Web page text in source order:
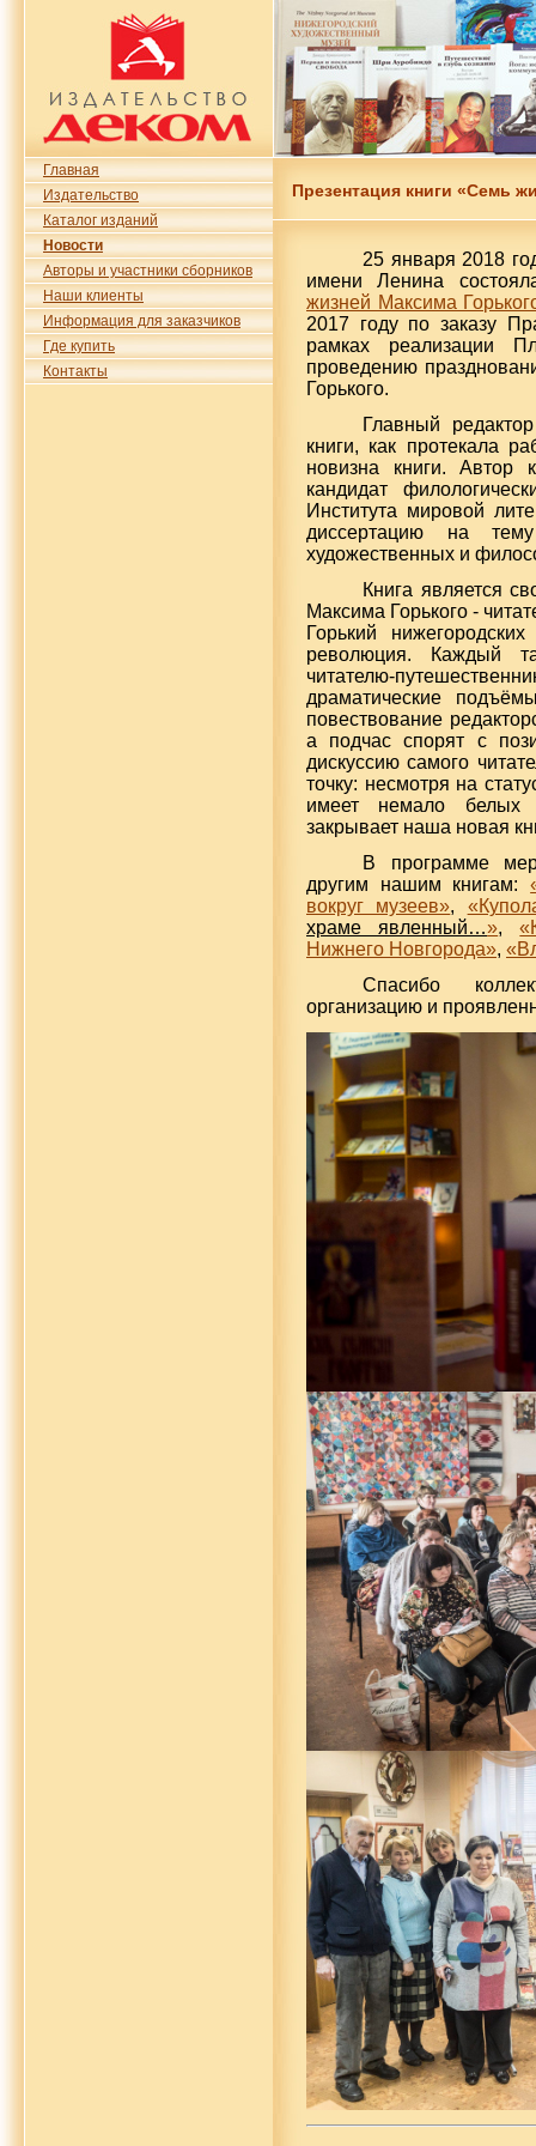
Главная
Издательство
Каталог изданий
Новости
Авторы и участники сборников
Наши клиенты
Информация для заказчиков
Где купить
Контакты
Презентация книги «Семь
25 января 2018
имени Ленина
жизней Максима
2017 году по заказу
рамках реализации
проведению
Горького.
Главный
книги, как протекала
новизна книги. Автор
кандидат
Института мировой
диссертацию на
художественных и
Книга является
Максима Горького -
Горький
революция. Каждый
читателю-
драматические
повествование
а подчас спорят с
дискуссию самого
точку: несмотря на
имеет немало белых
закрывает наша новая
В программе
другим нашим книгам:
вокруг музеев»,
храме явленный…»,
Нижнего Новгорода»,
Спасибо
организацию и